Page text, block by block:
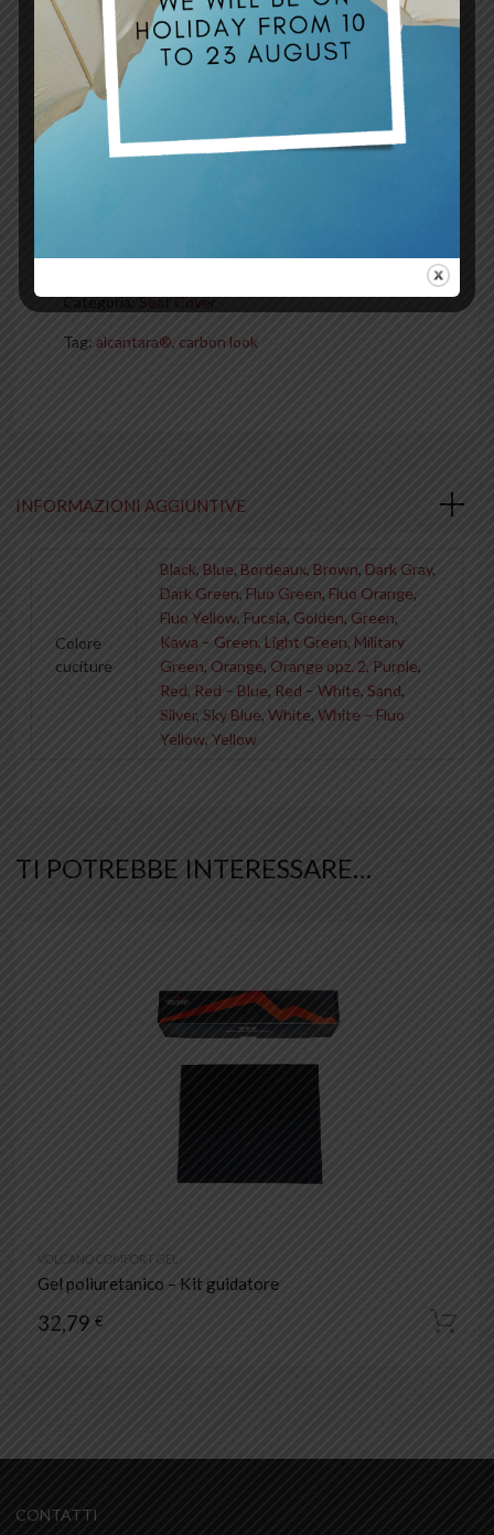
Richiedi un preventivo Scrivici
CONDIVIDI (0)
COD:D020A
Categoria:Seat Cover
Tag: alcantara®, carbon look
INFORMAZIONI AGGIUNTIVE
Colore
cuciture
Black, Blue, Bordeaux, Brown, Dark Gray,
Dark Green, Fluo Green, Fluo Orange,
Fluo Yellow, Fucsia, Golden, Green,
Kawa – Green, Light Green, Military
Green, Orange, Orange opz. 2, Purple,
Red, Red – Blue, Red – White, Sand,
Silver, Sky Blue, White, White – Fluo
Yellow, Yellow
TI POTREBBE INTERESSARE…
VOLCANO COMFORT GEL
Gel poliuretanico – Kit guidatore
32,79 €
CONTATTI